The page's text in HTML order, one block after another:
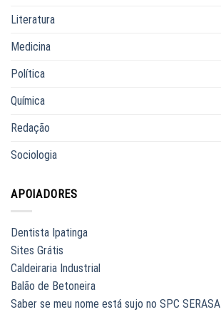
Literatura
Medicina
Política
Química
Redação
Sociologia
APOIADORES
Dentista Ipatinga
Sites Grátis
Caldeiraria Industrial
Balão de Betoneira
Saber se meu nome está sujo no SPC SERASA